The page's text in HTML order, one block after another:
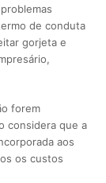
de conduta
gorjeta e
forem
considera que a
aos
os custos